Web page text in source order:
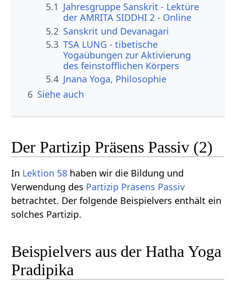
5.1 Jahresgruppe Sanskrit - Lektüre
der AMRITA SIDDHI 2 - Online
5.2 Sanskrit und Devanagari
5.3 TSA LUNG - tibetische
Yogaübungen zur Aktivierung
des feinstofflichen Körpers
5.4 Jnana Yoga, Philosophie
6 Siehe auch
Der Partizip Präsens Passiv (2)
In Lektion 58 haben wir die Bildung und
Verwendung des Partizip Präsens Passiv
betrachtet. Der folgende Beispielvers enthält ein
solches Partizip.
Beispielvers aus der Hatha Yoga
Pradipika